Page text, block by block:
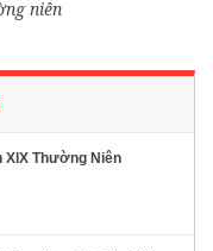
niên
XIX Thường Niên